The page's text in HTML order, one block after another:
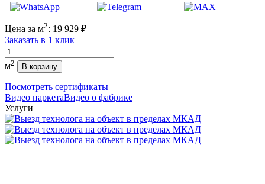
Цена за м2: 19 929 ₽
Заказать в 1 клик
Количество
м2 В корзину
Посмотреть сертификаты
Видео паркетаВидео о фабрике
Услуги